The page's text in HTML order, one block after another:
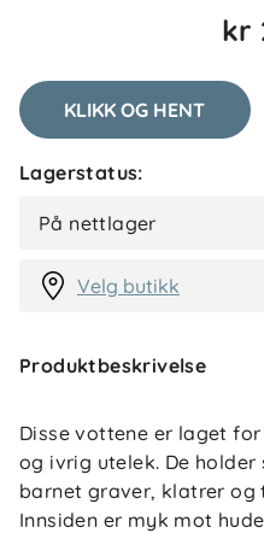
kr
KLIKK OG HENT
Lagerstatus:
På nettlager
Velg butikk
Produktbeskrivelse
Disse vottene er laget
og ivrig utelek. De
barnet graver, klatrer
Innsiden er myk mot